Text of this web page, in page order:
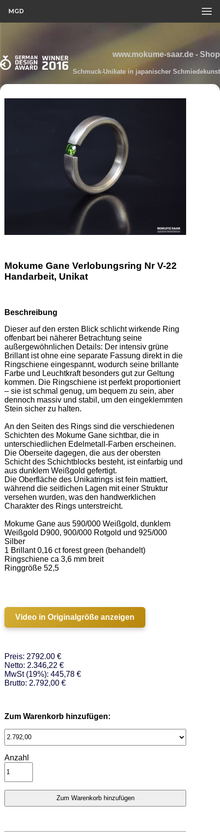
MGD
www.mokume-saar.de - Shop
Schmuck-Unikate in japanischer Schmiedekunst
Mokume Gane Verlobungsring Nr V-22
Handarbeit, Unikat
Beschreibung
Dieser auf den ersten Blick schlicht wirkende Ring
offenbart bei näherer Betrachtung seine
außergewöhnlichen Details: Der intensiv grüne
Brillant ist ohne eine separate Fassung direkt in die
Ringschiene eingespannt, wodurch seine brillante
Farbe und Leuchtkraft besonders gut zur Geltung
kommen. Die Ringschiene ist perfekt proportioniert
– sie ist schmal genug, um bequem zu sein, aber
dennoch massiv und stabil, um den eingeklemmten
Stein sicher zu halten.
An den Seiten des Rings sind die verschiedenen
Schichten des Mokume Gane sichtbar, die in
unterschiedlichen Edelmetall-Farben erscheinen.
Die Oberseite dagegen, die aus der obersten
Schicht des Schichtblocks besteht, ist einfarbig und
aus dunklem Weißgold gefertigt.
Die Oberfläche des Unikatrings ist fein mattiert,
während die seitlichen Lagen mit einer Struktur
versehen wurden, was den handwerklichen
Charakter des Rings unterstreicht.
Mokume Gane aus 590/000 Weißgold, dunklem
Weißgold D900, 900/000 Rotgold und 925/000
Silber
1 Brillant 0,16 ct forest green (behandelt)
Ringschiene ca 3,6 mm breit
Ringgröße 52,5
Video in Originalgröße anzeigen
Preis: 2792.00 €
Netto: 2.346,22 €
MwSt (19%): 445,78 €
Brutto: 2.792,00 €
Zum Warenkorb hinzufügen:
Anzahl